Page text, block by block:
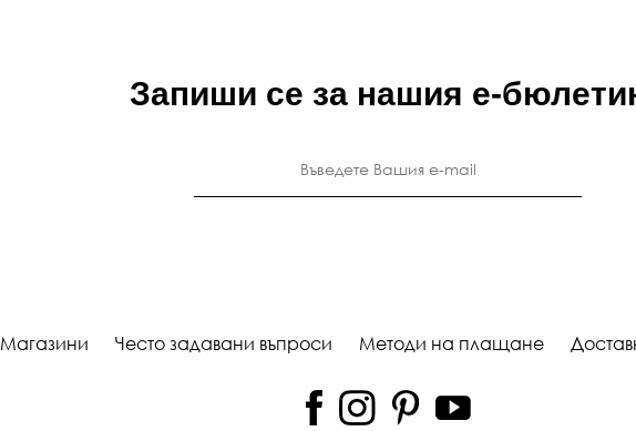
Запиши се за нашия е-
Магазини Често задавани въпроси Методи на плащане